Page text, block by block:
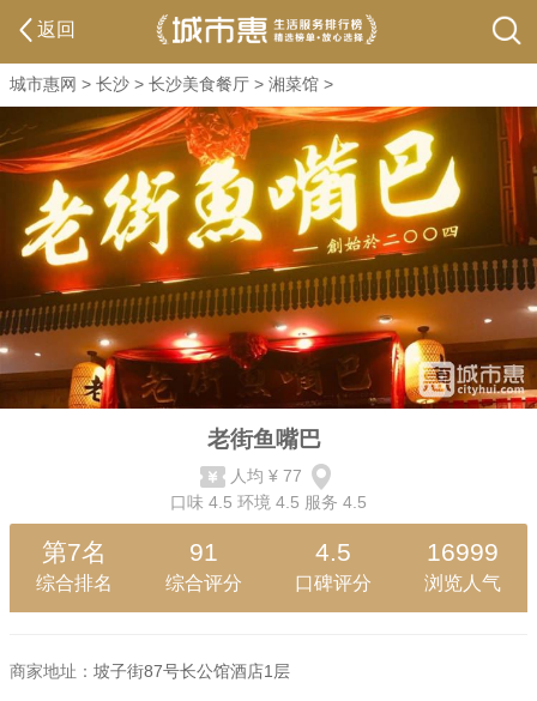
返回
城市惠网 > 长沙 > 长沙美食餐厅 > 湘菜馆 >
老街鱼嘴巴
人均 ¥ 77
口味 4.5 环境 4.5 服务 4.5
第7名
综合排名
91
综合评分
4.5
口碑评分
16999
浏览人气
商家地址： 坡子街87号长公馆酒店1层